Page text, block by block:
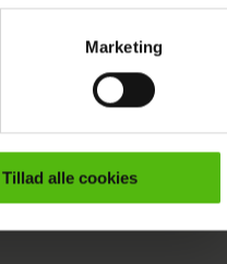
indhold til dig.
Vi indsamler data
Marketing
Tillad alle cookies